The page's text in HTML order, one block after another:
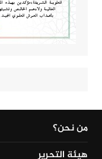
من نحن؟
هيئة التحرير